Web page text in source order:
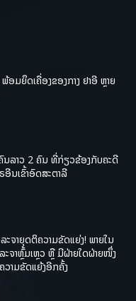
ອມຍຶດເຄື່ອງຂອງກາງ ຢາອີ ຫຼາຍ
ນລາວ 2 ຄົນ ທີ່ກ່ຽວຂ້ອງກັບຄະດີ
ອີນເຂົ້າອົດສະຕາລີ
ະຈາຍຸດຕິຄວາມຂັດແຍ່ງ! ພາຍໃນ
ະຈາຫຼົ້ມເຫຼວ ຫຼື ມີຝ່າຍໃດຝ່າຍໜຶ່ງ
ວາມຂັດແຍ້ງອີກຄັ້ງ